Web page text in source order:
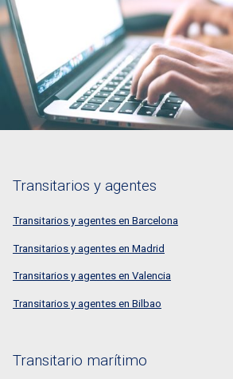
Transitarios y agentes
Transitarios y agentes en Barcelona
Transitarios y agentes en Madrid
Transitarios y agentes en Valencia
Transitarios y agentes en Bilbao
Transitario marítimo